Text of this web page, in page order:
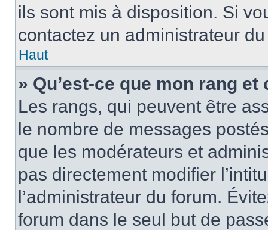
ils sont mis à disposition. Si
contactez un administrateur
Haut
» Qu’est-ce que mon rang
Les rangs, qui peuvent être
le nombre de messages
que les modérateurs et
pas directement modifier
l’administrateur du forum.
forum dans le seul but de